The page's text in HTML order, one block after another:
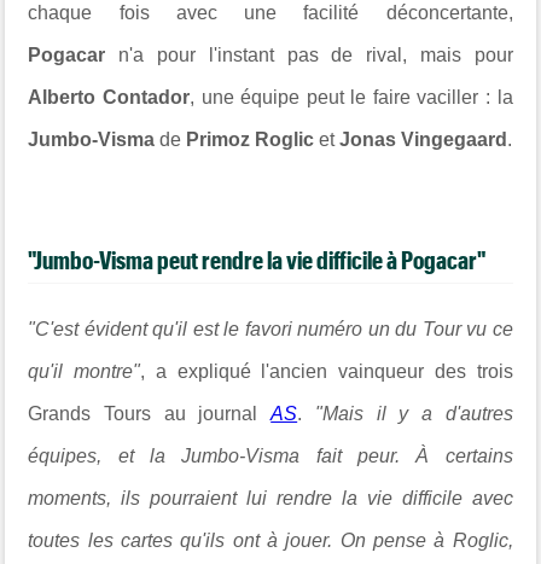
chaque fois avec une facilité déconcertante,
Pogacar n'a pour l'instant pas de rival, mais pour
Alberto Contador, une équipe peut le faire vaciller : la
Jumbo-Visma de Primoz Roglic etJonas Vingegaard .
"Jumbo-Visma peut rendre la vie difficile à Pogacar"
"C'est évident qu'il est le favori numéro un du Tour vu ce
qu'il montre", a expliqué l'ancien vainqueur des trois
Grands Tours au journalAS. "Mais il y a d'autres
équipes, et la Jumbo-Visma fait peur. À certains
moments, ils pourraient lui rendre la vie difficile avec
toutes les cartes qu'ils ont à jouer. On pense à Roglic,